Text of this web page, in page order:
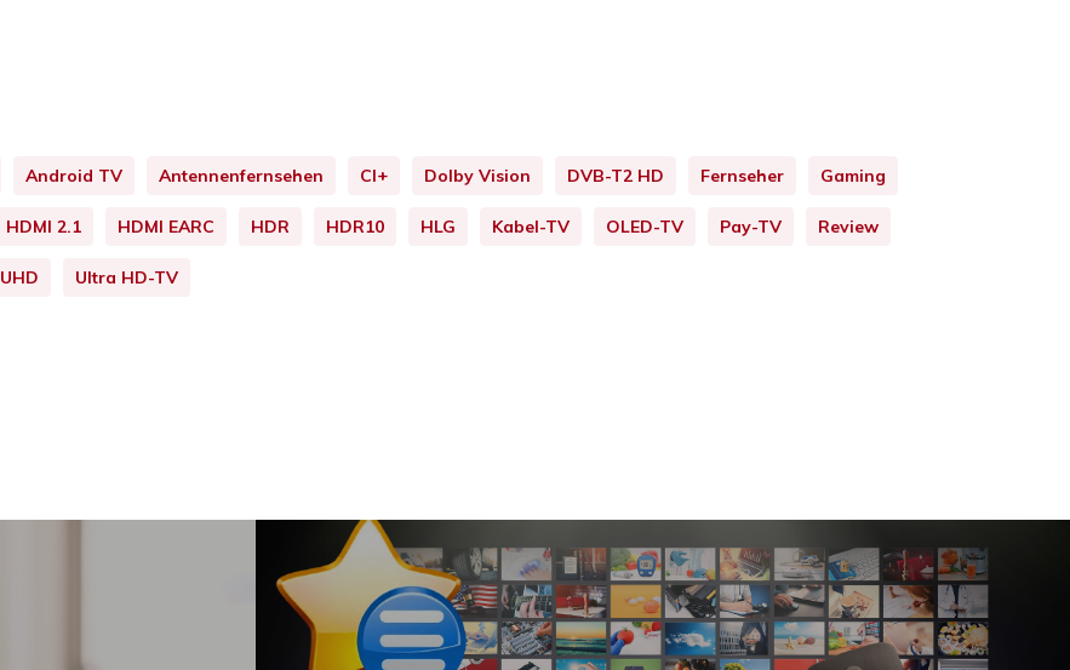
Android TV Antennenfernsehen CI+ Dolby Vision DVB-T2 HD Fernseher Gaming
HDMI 2.1 HDMI EARC HDR HDR10 HLG Kabel-TV OLED-TV Pay-TV Review
UHD Ultra HD-TV